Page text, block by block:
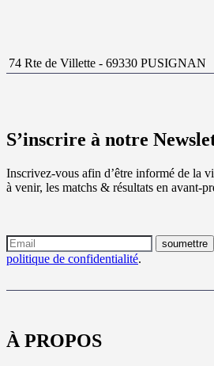
74 Rte de Villette - 69330 PUSIGNAN
S’inscrire à notre
Inscrivez-vous afin d’être informé de la
à venir, les matchs & résultats en avant-
politique de confidentialité.
À PROPOS